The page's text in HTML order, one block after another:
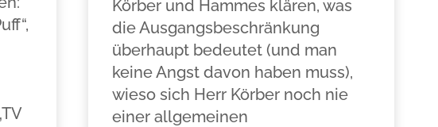
Körber und Hammes klären, was
die Ausgangsbeschränkung
überhaupt bedeutet (und man
keine Angst davon haben muss),
wieso sich Herr Körber noch nie
einer allgemeinen